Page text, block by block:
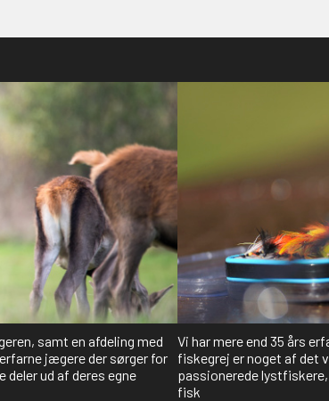
samt en afdeling med
jægere der sørger for
ud af deres egne
Vi har mere end 35 års
fiskegrej er noget af det
passionerede
fisk